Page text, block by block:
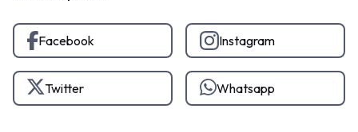
Facebook Instagram
Twitter Whatsapp